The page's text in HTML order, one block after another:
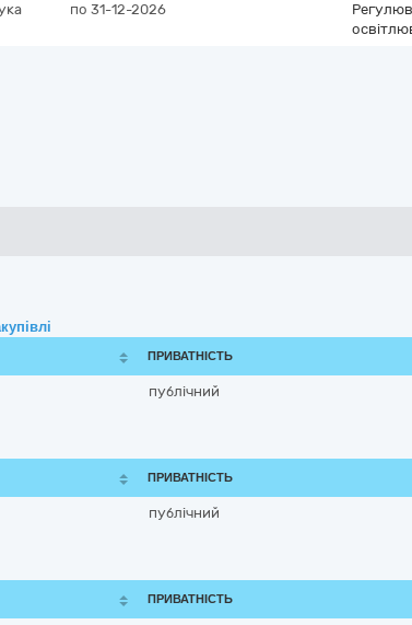
по 31-12-2026
ПРИВАТНІСТЬ
публічний
ПРИВАТНІСТЬ
публічний
ПРИВАТНІСТЬ